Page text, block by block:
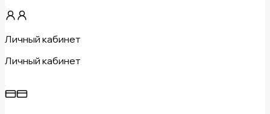
Личный кабинет
Личный кабинет